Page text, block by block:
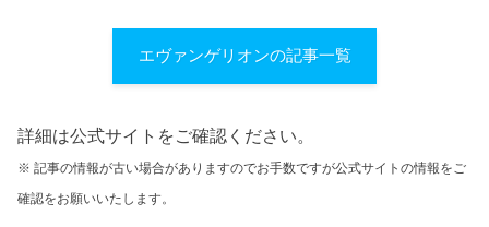
エヴァンゲリオンの記事一覧
詳細は公式サイトをご確認ください。
※ 記事の情報が古い場合がありますのでお手数ですが公式サイトの情報をご
確認をお願いいたします。